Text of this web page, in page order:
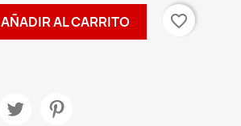
AÑADIR AL CARRITO favorite_border